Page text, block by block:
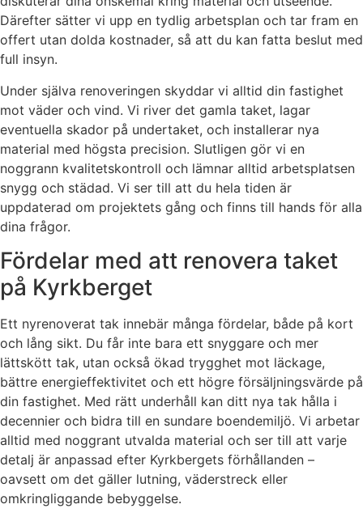
Därefter sätter vi upp en tydlig arbetsplan och tar fram en
offert utan dolda kostnader, så att du kan fatta beslut med
full insyn.
Under själva renoveringen skyddar vi alltid din fastighet
mot väder och vind. Vi river det gamla taket, lagar
eventuella skador på undertaket, och installerar nya
material med högsta precision. Slutligen gör vi en
noggrann kvalitetskontroll och lämnar alltid arbetsplatsen
snygg och städad. Vi ser till att du hela tiden är
uppdaterad om projektets gång och finns till hands för alla
dina frågor.
Fördelar med att renovera taket
på Kyrkberget
Ett nyrenoverat tak innebär många fördelar, både på kort
och lång sikt. Du får inte bara ett snyggare och mer
lättskött tak, utan också ökad trygghet mot läckage,
bättre energieffektivitet och ett högre försäljningsvärde på
din fastighet. Med rätt underhåll kan ditt nya tak hålla i
decennier och bidra till en sundare boendemiljö. Vi arbetar
alltid med noggrant utvalda material och ser till att varje
detalj är anpassad efter Kyrkbergets förhållanden –
oavsett om det gäller lutning, väderstreck eller
omkringliggande bebyggelse.